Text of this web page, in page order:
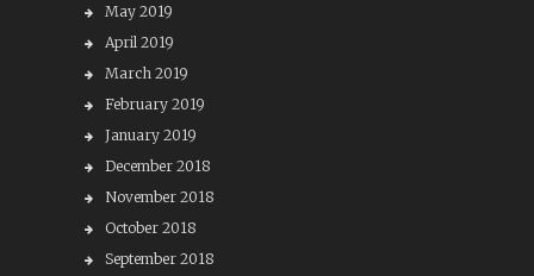
May 2019
April 2019
March 2019
February 2019
January 2019
December 2018
November 2018
October 2018
September 2018